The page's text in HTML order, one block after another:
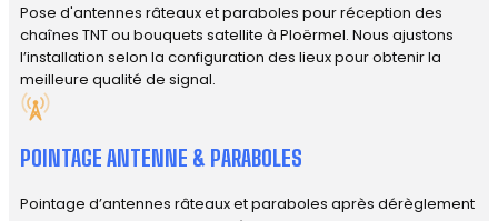
Pose d'antennes râteaux et paraboles pour réception des
chaînes TNT ou bouquets satellite à Ploërmel. Nous ajustons
l’installation selon la configuration des lieux pour obtenir la
meilleure qualité de signal.
POINTAGE ANTENNE & PARABOLES
Pointage d’antennes râteaux et paraboles après dérèglement